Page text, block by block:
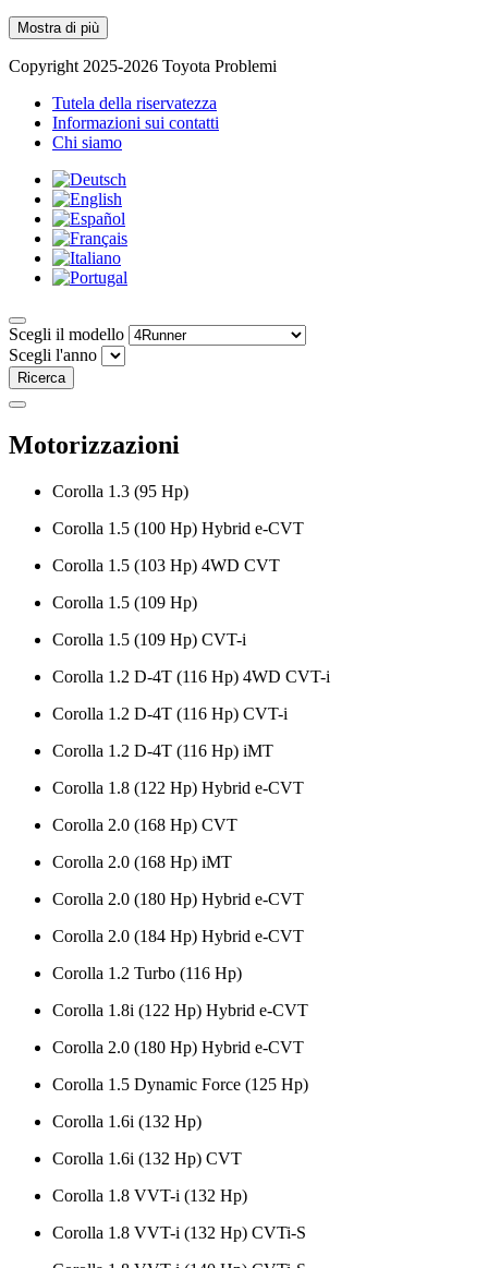
Mostra di più
Copyright 2025-2026 Toyota Problemi
Tutela della riservatezza
Informazioni sui contatti
Chi siamo
Scegli il modello
Scegli l'anno
Ricerca
Motorizzazioni
Corolla 1.3 (95 Hp)
Corolla 1.5 (100 Hp) Hybrid e-CVT
Corolla 1.5 (103 Hp) 4WD CVT
Corolla 1.5 (109 Hp)
Corolla 1.5 (109 Hp) CVT-i
Corolla 1.2 D-4T (116 Hp) 4WD CVT-i
Corolla 1.2 D-4T (116 Hp) CVT-i
Corolla 1.2 D-4T (116 Hp) iMT
Corolla 1.8 (122 Hp) Hybrid e-CVT
Corolla 2.0 (168 Hp) CVT
Corolla 2.0 (168 Hp) iMT
Corolla 2.0 (180 Hp) Hybrid e-CVT
Corolla 2.0 (184 Hp) Hybrid e-CVT
Corolla 1.2 Turbo (116 Hp)
Corolla 1.8i (122 Hp) Hybrid e-CVT
Corolla 2.0 (180 Hp) Hybrid e-CVT
Corolla 1.5 Dynamic Force (125 Hp)
Corolla 1.6i (132 Hp)
Corolla 1.6i (132 Hp) CVT
Corolla 1.8 VVT-i (132 Hp)
Corolla 1.8 VVT-i (132 Hp) CVTi-S